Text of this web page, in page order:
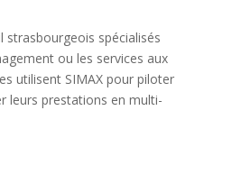
strasbourgeois spécialisés
ou les services aux
utilisent SIMAX pour piloter
leurs prestations en multi-